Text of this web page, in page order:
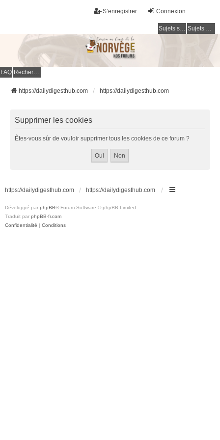
Connexion
S’enregistrer
Sujets sans réponse Sujets actifs
FAQ Rechercher
https://dailydigesthub.com https://dailydigesthub.com
Supprimer les cookies
Êtes-vous sûr de vouloir supprimer tous les cookies de ce forum ?
https://dailydigesthub.com https://dailydigesthub.com
Développé par phpBB® Forum Software © phpBB Limited
Traduit par phpBB-fr.com
Confidentialité | Conditions